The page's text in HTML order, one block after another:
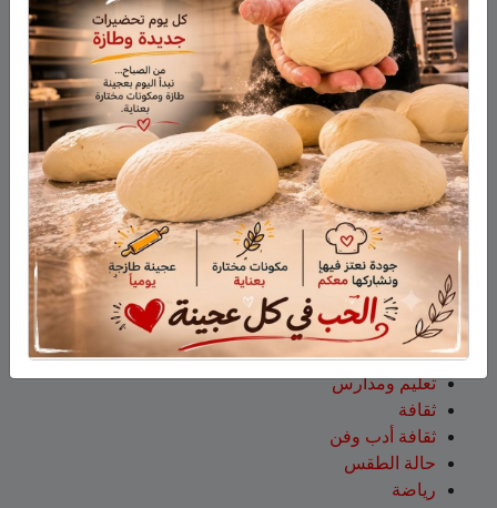
بنوك وبطاقات اعتماد
مواقع محلية
ارشيف موقع جولاني (قبل 2013)
تصنيفات
آراء
أخبار وتقارير
إعلانات
اخبار
اخبار عالمية
اخبار وتقارير
اقتصاد
الجولان
تعليم ومدارس
ثقافة
ثقافة أدب وفن
حالة الطقس
رياضة